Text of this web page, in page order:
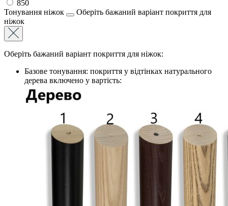
850
Тонування ніжок
Оберіть бажаний варіант покриття для
ніжок
Оберіть бажаний варіант покриття для ніжок:
Базове тонування: покриття у відтінках натурального
дерева включено у вартість: